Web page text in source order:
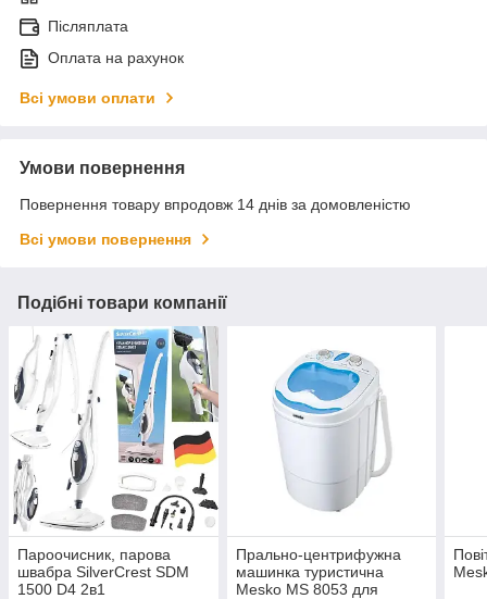
Післяплата
Оплата на рахунок
Всі умови оплати
Умови повернення
Повернення товару впродовж 14 днів за домовленістю
Всі умови повернення
Подібні товари компанії
Пароочисник, парова
швабра SilverCrest SDM
1500 D4 2в1
Прально-центрифужна
машинка туристична
Mesko MS 8053 для